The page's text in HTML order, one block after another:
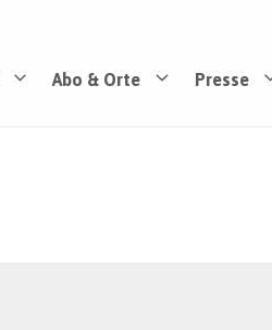
Abo & Orte Presse